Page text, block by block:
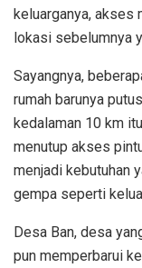
keluarganya, akses
lokasi sebelumnya
Sayangnya,
rumah barunya
kedalaman 10 km
menutup akses
menjadi kebutuhan
gempa seperti
Desa Ban, desa
pun memperbarui